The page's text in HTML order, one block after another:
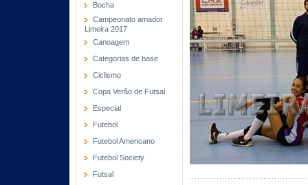
Bocha
Campeonato amador
Limeira 2017
Canoagem
Categorias de base
Ciclismo
Copa Verão de Futsal
Especial
Futebol
Futebol Americano
Futebol Society
Futsal